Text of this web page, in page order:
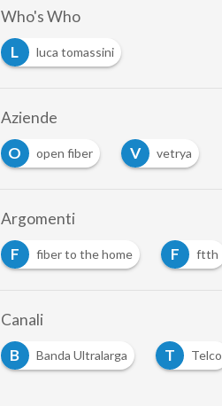
Who's Who
L
luca tomassini
Aziende
O
open fiber V vetrya
Argomenti
F fiber to the home F ftth
Canali
B
Banda Ultralarga T Telco